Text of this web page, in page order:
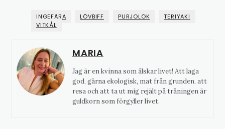
INGEFÄRA LÖVBIFF PURJOLÖK
TERIYAKI
VITKÅL
MARIA
Jag är en kvinna som älskar livet! Att laga
god, gärna ekologisk, mat från grunden, att
resa och att ta ut mig rejält på träningen är
guldkorn som förgyller livet.